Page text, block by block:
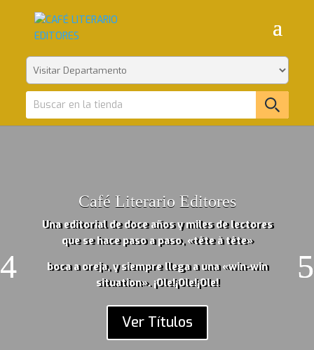
Café Literario Editores
Una editorial de doce años y miles de lectores
que se hace paso a paso,«tête à tête»
boca a oreja, y siempre llega a una «win-win
situation». ¡Ole!¡Ole!¡Ole!
Ver Títulos